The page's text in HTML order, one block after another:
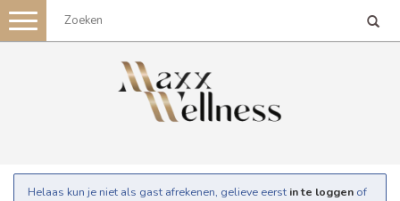
Toggle
navigation
Helaas kun je niet als gast afrekenen, gelieve eerst in te loggen of